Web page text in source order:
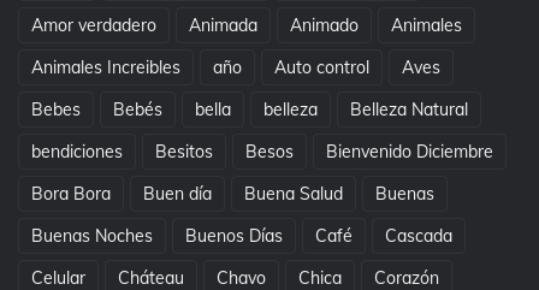
Amor verdadero Animada Animado
Animales
Animales Increibles
año Auto control
Aves
Bebes
Bebés bella belleza
Belleza Natural
bendiciones
Besitos Besos
Bienvenido Diciembre
Bora Bora
Buen día Buena Salud
Buenas
Buenas Noches
Buenos Días Café
Cascada
Celular
Cháteau Chavo Chica
Corazón